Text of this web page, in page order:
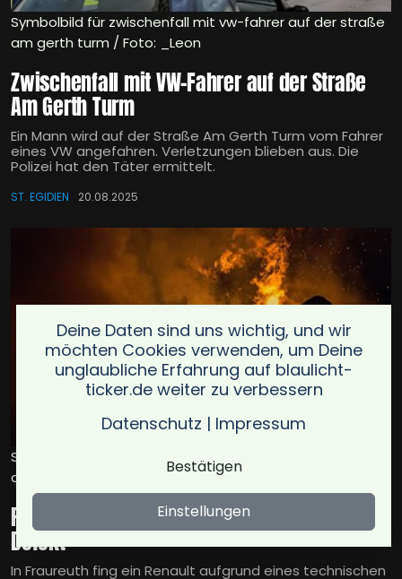
Symbolbild für zwischenfall mit vw-fahrer auf der straße
am gerth turm / Foto: _Leon
Zwischenfall mit VW-Fahrer auf der Straße
Am Gerth Turm
Ein Mann wird auf der Straße Am Gerth Turm vom Fahrer
eines VW angefahren. Verletzungen blieben aus. Die
Polizei hat den Täter ermittelt.
ST. EGIDIEN 20.08.2025
Symbolbild für pkw-brand in fraureuth durch technischen
defekt / Foto: Kollinger
Pkw-Brand in Fraureuth durch technischen
Defekt
In Fraureuth fing ein Renault aufgrund eines technischen
Deine Daten sind uns wichtig, und wir
möchten Cookies verwenden, um Deine
unglaubliche Erfahrung auf blaulicht-
ticker.de weiter zu verbessern
Datenschutz | Impressum
Bestätigen
Einstellungen